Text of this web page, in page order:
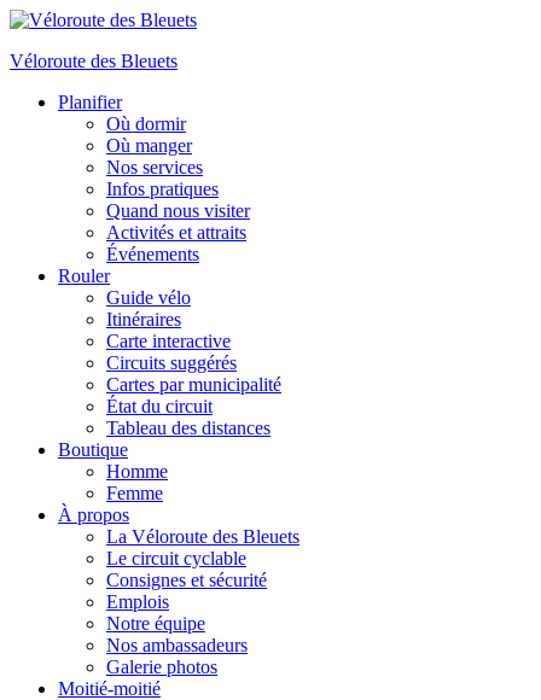
Véloroute des Bleuets
Planifier
Où dormir
Où manger
Nos services
Infos pratiques
Quand nous visiter
Activités et attraits
Événements
Rouler
Guide vélo
Itinéraires
Carte interactive
Circuits suggérés
Cartes par municipalité
État du circuit
Tableau des distances
Boutique
Homme
Femme
À propos
La Véloroute des Bleuets
Le circuit cyclable
Consignes et sécurité
Emplois
Notre équipe
Nos ambassadeurs
Galerie photos
Moitié-moitié